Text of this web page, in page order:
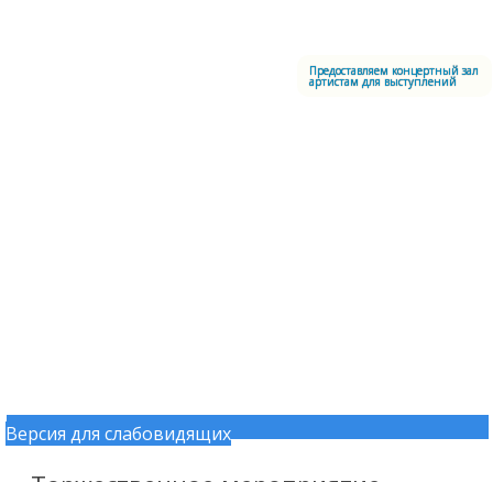
Версия для слабовидящих
Предоставляем концертный зал
артистам для выступлений
Перейти к содержимому